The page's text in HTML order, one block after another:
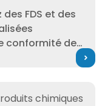
FDS et des
conformité de
chimiques